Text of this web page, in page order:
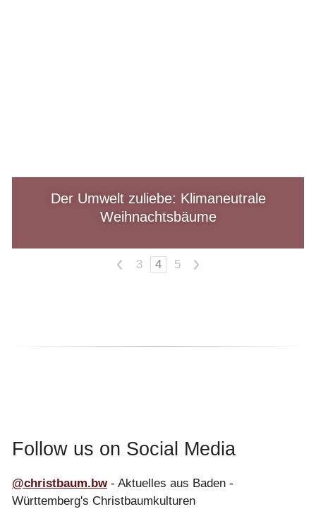
Der Umwelt zuliebe: Klimaneutrale
Weihnachtsbäume
< 3 4 5 >
Follow us on Social Media
@christbaum.bw - Aktuelles aus Baden -
Württemberg's Christbaumkulturen